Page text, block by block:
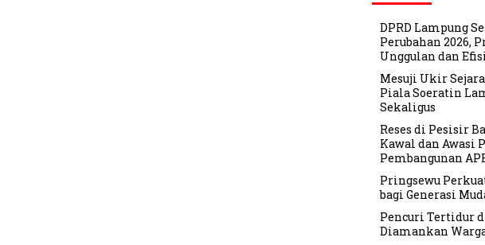
DPRD Lampung
Perubahan 2026,
Unggulan dan
Mesuji Ukir
Piala Soeratin
Sekaligus
Reses di Pesisir
Kawal dan Awasi
Pembangunan
Pringsewu
bagi Generasi
Pencuri Tertidur
Diamankan